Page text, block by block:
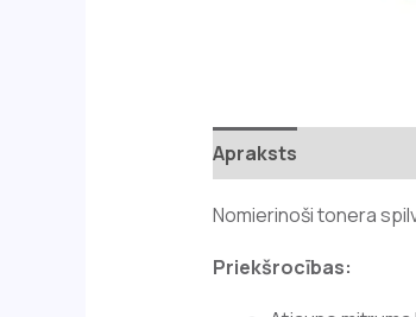
Apraksts
Nomierinoši tonera
Priekšrocības: